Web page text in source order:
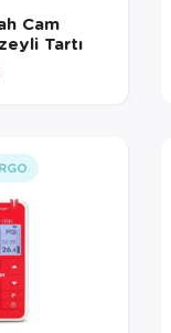
Cam
Tartı